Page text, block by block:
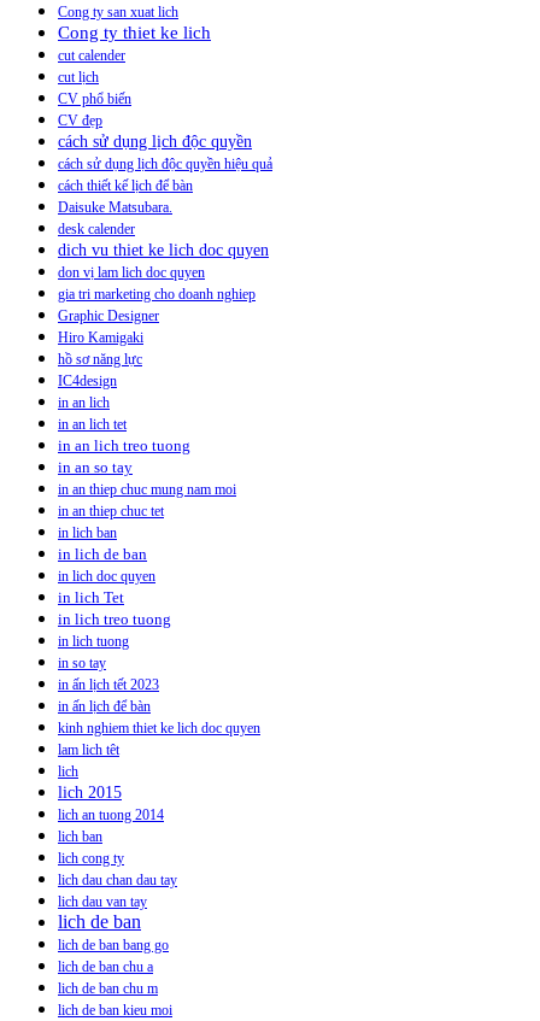
Cong ty san xuat lich
Cong ty thiet ke lich
cut calender
cut lịch
CV phổ biến
CV đẹp
cách sử dụng lịch độc quyền
cách sử dụng lịch độc quyền hiệu quả
cách thiết kế lịch để bàn
Daisuke Matsubara.
desk calender
dich vu thiet ke lich doc quyen
don vị lam lich doc quyen
gia tri marketing cho doanh nghiep
Graphic Designer
Hiro Kamigaki
hồ sơ năng lực
IC4design
in an lich
in an lich tet
in an lich treo tuong
in an so tay
in an thiep chuc mung nam moi
in an thiep chuc tet
in lich ban
in lich de ban
in lich doc quyen
in lich Tet
in lich treo tuong
in lich tuong
in so tay
in ấn lịch tết 2023
in ấn lịch để bàn
kinh nghiem thiet ke lich doc quyen
lam lich têt
lich
lich 2015
lich an tuong 2014
lich ban
lich cong ty
lich dau chan dau tay
lich dau van tay
lich de ban
lich de ban bang go
lich de ban chu a
lich de ban chu m
lich de ban kieu moi